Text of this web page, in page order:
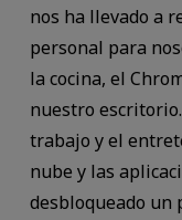
nos ha llevado a
personal para
la cocina, el
nuestro
trabajo y el
nube y las
desbloqueado un